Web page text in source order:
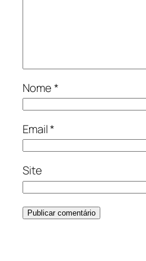
Nome*
Email*
Site